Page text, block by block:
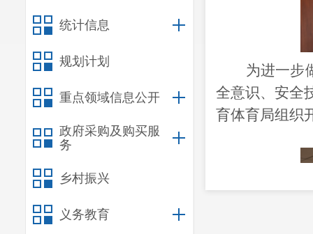
统计信息
规划计划
重点领域信息公开
政府采购及购买服
务
乡村振兴
义务教育
为进一步
全意识、安全
育体育局组织